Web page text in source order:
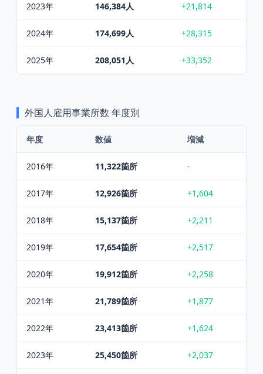
2023年 146,384人 +21,814
2024年 174,699人 +28,315
2025年 208,051 人 +33,352
外国人雇用事業所数 年度別
年度 数値 増減
2016年 11,322箇所 -
2017年 12,926箇所 +1,604
2018年 15,137箇所 +2,211
2019年 17,654箇所 +2,517
2020年 19,912箇所 +2,258
2021年 21,789箇所 +1,877
2022年 23,413箇所 +1,624
2023年 25,450箇所 +2,037